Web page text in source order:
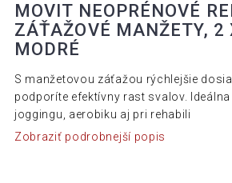
MOVIT NEOPRÉNOVÉ
ZÁŤAŽOVÉ MANŽETY, 2
MODRÉ
S manžetovou záťažou rýchlejšie
podporíte efektívny rast svalov.
joggingu, aerobiku aj pri rehabili
Zobraziť podrobnejší popis